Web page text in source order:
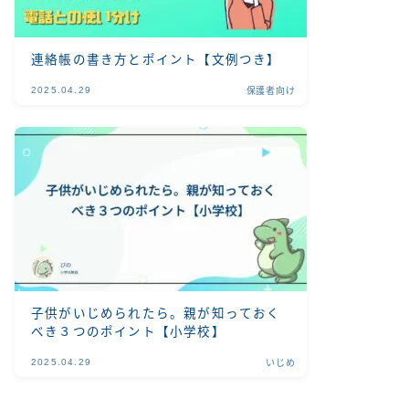
連絡帳の書き方とポイント【文例つき】
2025.04.29 保護者向け
子供がいじめられたら。親が知っておく
べき３つのポイント【小学校】
2025.04.29 いじめ